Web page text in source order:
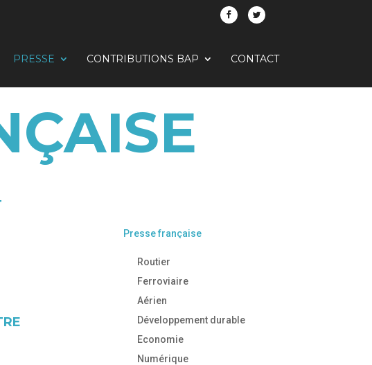
PRESSE CONTRIBUTIONS BAP CONTACT
Presse française
Routier
Ferroviaire
Aérien
Développement durable
Economie
Numérique